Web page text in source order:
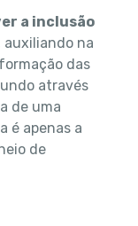
a inclusão
auxiliando na
das
através
de uma
é apenas a
de